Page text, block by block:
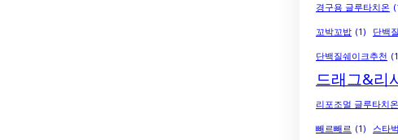
경구용 글루타치온
꼬박꼬밥 (1) 단백
단백질쉐이크추천
드래그&리
리포조멀 글루타치온
빼르빼르 (1) 스타